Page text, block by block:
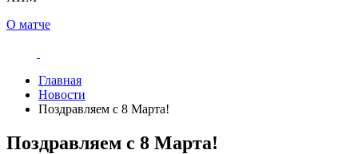
О матче
Главная
Новости
Поздравляем с 8 Марта!
Поздравляем с 8 Марта!